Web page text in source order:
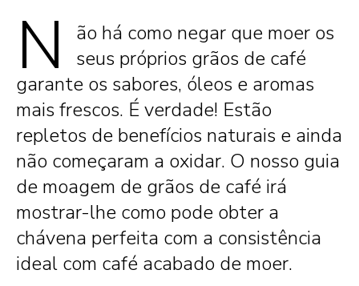
N
ão há como negar que moer os
seus próprios grãos de café
garante os sabores, óleos e aromas
mais frescos. É verdade! Estão
repletos de benefícios naturais e ainda
não começaram a oxidar. O nosso guia
de moagem de grãos de café irá
mostrar-lhe como pode obter a
chávena perfeita com a consistência
ideal com café acabado de moer.